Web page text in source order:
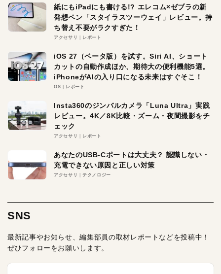
紙にもiPadにも書ける!? エレコム×ゼブラの新
発想ペン「スタイラスツーウェイ」レビュー。持
ち替え不要がラクすぎた！
アクセサリ レポート
iOS 27（ベータ版）を試す。Siri AI、ショート
カットの自動作成ほか、期待大の便利機能5選。
iPhoneがAIの入り口になる未来はすぐそこ！
OS レポート
Insta360のジンバルカメラ「Luna Ultra」実践
レビュー。4K／8K比較・ズーム・夜間撮影をチ
ェック
アクセサリ レポート
あなたのUSB-Cポートは大丈夫？ 認識しない・
充電できない原因と正しい対策
アクセサリ テクノロジー
SNS
最新記事やお知らせ、編集部員の取材レポートなどを投稿中！
ぜひフォローをお願いします。